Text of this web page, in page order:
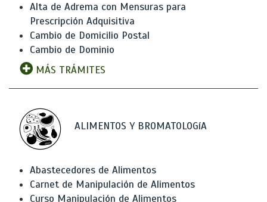
Alta de Adrema con Mensuras para
Prescripción Adquisitiva
Cambio de Domicilio Postal
Cambio de Dominio
MÁS TRÁMITES
ALIMENTOS Y BROMATOLOGíA
Abastecedores de Alimentos
Carnet de Manipulación de Alimentos
Curso Manipulación de Alimentos